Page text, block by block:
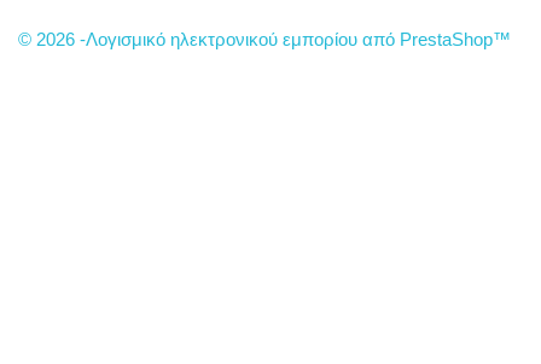
© 2026 -Λογισμικό ηλεκτρονικού εμπορίου από PrestaShop™